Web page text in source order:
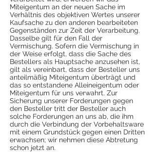
Miteigentum an der neuen Sache im
Verhältnis des objektiven Wertes unserer
Kaufsache zu den anderen bearbeiteten
Gegenständen zur Zeit der Verarbeitung.
Dasselbe gilt für den Fall der
Vermischung. Sofern die Vermischung in
der Weise erfolgt, dass die Sache des
Bestellers als Hauptsache anzusehen ist,
gilt als vereinbart, dass der Besteller uns
anteilmäßig Miteigentum überträgt und
das so entstandene Alleineigentum oder
Miteigentum für uns verwahrt. Zur
Sicherung unserer Forderungen gegen
den Besteller tritt der Besteller auch
solche Forderungen an uns ab, die ihm
durch die Verbindung der Vorbehaltsware
mit einem Grundstück gegen einen Dritten
erwachsen; wir nehmen diese Abtretung
schon jetzt an.